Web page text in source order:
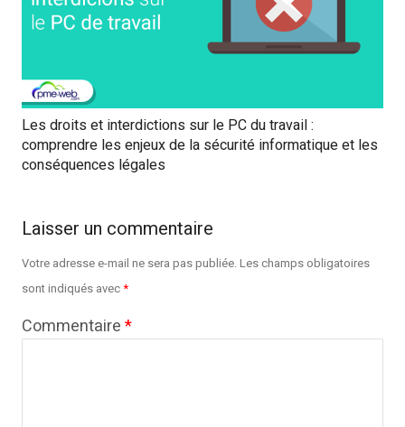
Les droits et interdictions sur le PC du travail :
comprendre les enjeux de la sécurité informatique et les
conséquences légales
Laisser un commentaire
Votre adresse e-mail ne sera pas publiée.Les champs obligatoires
sont indiqués avec*
Commentaire*